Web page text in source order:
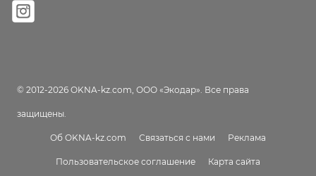
© 2012-2026 OKNA-kz.com, ООО «Экодар». Все права
защищены.
Об OKNA-kz.com Связаться с нами Реклама
Пользовательское соглашение Карта сайта